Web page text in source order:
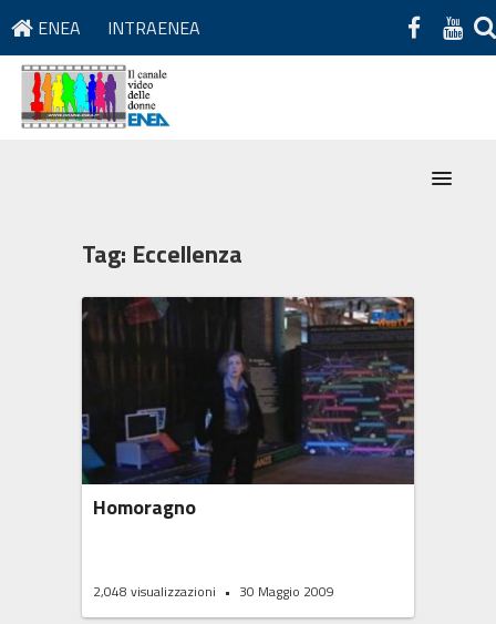
ENEA INTRAENEA
Tag: Eccellenza
Homoragno
2,048 visualizzazioni 30 Maggio 2009